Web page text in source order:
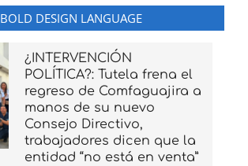
BOLD DESIGN LANGUAGE
¿INTERVENCIÓN
POLÍTICA?: Tutela frena el
regreso de Comfaguajira a
manos de su nuevo
Consejo Directivo,
trabajadores dicen que la
entidad “no está en venta”